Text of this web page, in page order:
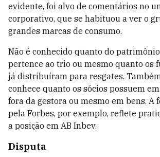
evidente, foi alvo de comentários no
corporativo, que se habituou a ver o
grandes marcas de consumo.
Não é conhecido quanto do
pertence ao trio ou mesmo quanto os
já distribuíram para resgates.
conhece quanto os sócios possuem
fora da gestora ou mesmo em bens. A
pela Forbes, por exemplo, reflete
a posição em AB Inbev.
Disputa